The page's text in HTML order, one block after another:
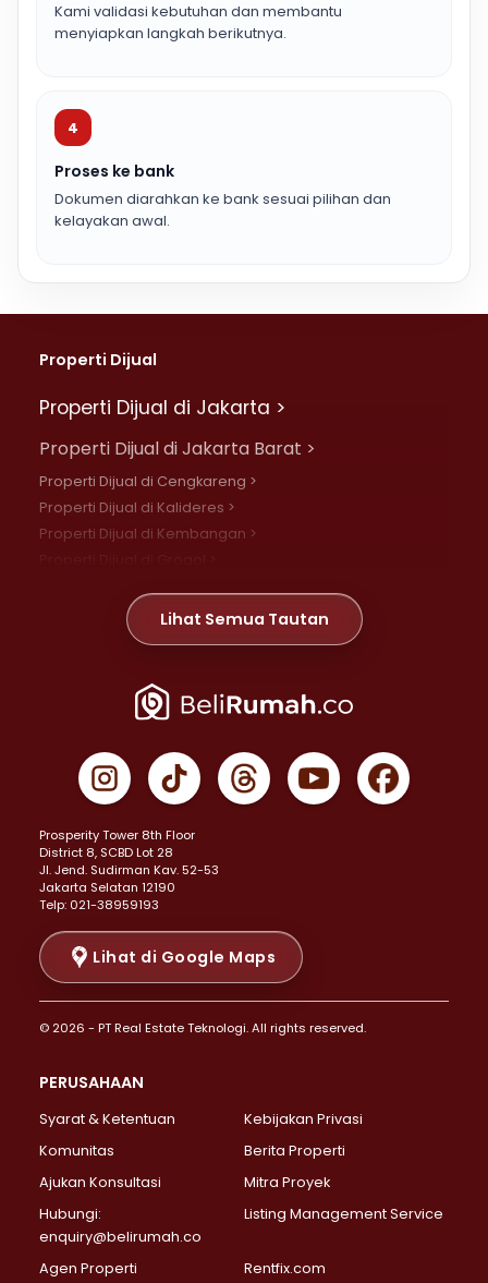
Kami validasi kebutuhan dan membantu
menyiapkan langkah berikutnya.
4
Proses ke bank
Dokumen diarahkan ke bank sesuai pilihan dan
kelayakan awal.
Properti Dijual
Properti Dijual di Jakarta >
Properti Dijual di Jakarta Barat >
Properti Dijual di Cengkareng >
Properti Dijual di Kalideres >
Properti Dijual di Kembangan >
Properti Dijual di Meruya >
Properti Dijual di Jelambar >
Properti Dijual di Jakarta Pusat >
Properti Dijual di Gambir >
Properti Dijual di Johar Baru >
Properti Dijual di Menteng >
Properti Dijual di Senen >
Properti Dijual di Tanah Abang >
Properti Dijual di Cikini >
Properti Dijual di Kramat >
Properti Dijual di Pasar Baru >
Properti Dijual di Bendungan Hilir >
Properti Dijual di Jakarta Selatan >
Properti Dijual di Lebak Bulus >
Properti Dijual di Gandaria Selatan >
Properti Dijual di Pondok Labu >
Properti Dijual di Lenteng Agung >
Properti Dijual di Senayan >
Properti Dijual di Pondok Pinang >
Lihat Semua Tautan
Prosperity Tower 8th Floor
District 8, SCBD Lot 28
JI. Jend. Sudirman Kav. 52-53
Jakarta Selatan 12190
Telp: 021-38959193
Lihat di Google Maps
© 2026 - PT Real Estate Teknologi. All rights reserved.
PERUSAHAAN
Syarat & Ketentuan
Kebijakan Privasi
Komunitas
Berita Properti
Ajukan Konsultasi
Mitra Proyek
Hubungi:
enquiry@belirumah.co
Listing Management Service
Agen Properti Rentfix.com